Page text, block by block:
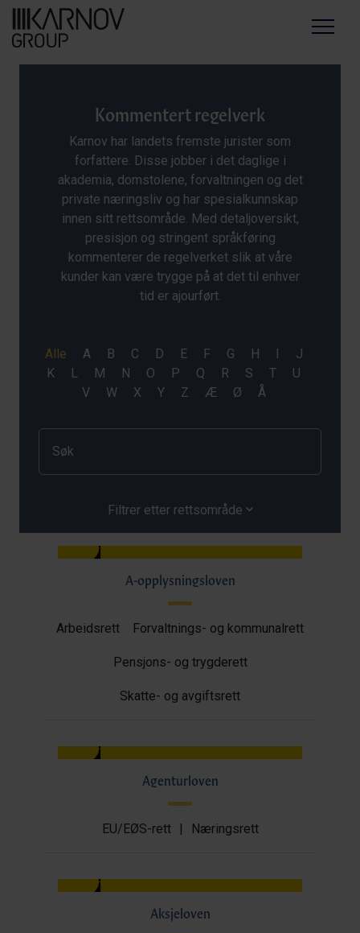
Menu
Kommentert regelverk
Karnov har landets fremste jurister som
forfattere. Disse jobber i det daglige i
akademia, domstolene, forvaltningen og det
private næringsliv og har spesialkunnskap
innen sitt rettsområde. Med detaljoversikt,
presisjon og stringent språkføring
kommenterer de regelverket slik at våre
kunder kan være trygge på at det til enhver
tid er ajourført.
Filtrer etter rettsområde
A-opplysningsloven
Arbeidsrett Forvaltnings- og kommunalrett
Pensjons- og trygderett
Skatte- og avgiftsrett
Agenturloven
EU/EØS-rett | Næringsrett
Aksjeloven